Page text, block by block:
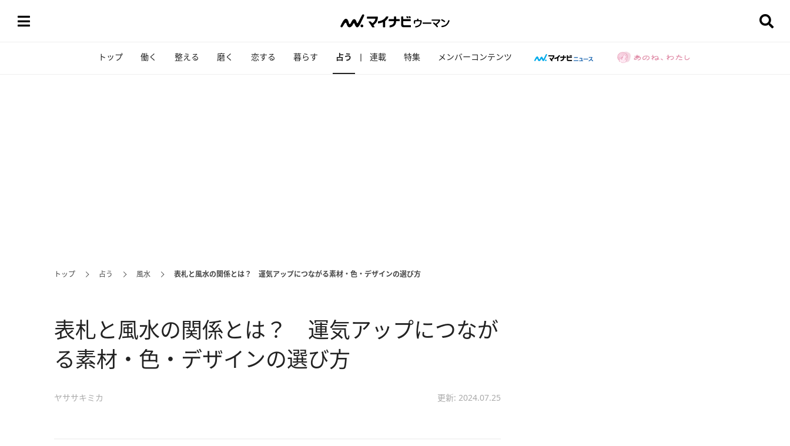
トップ 働く 整える 磨く 恋する 暮らす 占う 連載 特集 メンバーコンテンツ
トップ 占う 風水 表札と風水の関係とは？ 運気アップにつながる素材・色・デザインの選び方
表札と風水の関係とは？ 運気アップにつなが
る素材・色・デザインの選び方
ヤササキミカ 更新: 2024.07.25